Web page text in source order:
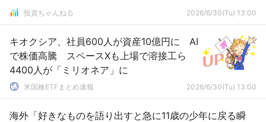
投資ちゃんねる 2026/6/30(Tu) 13:00
キオクシア、社員600人が資産10億円に AI
で株価高騰 スペースXも上場で溶接工ら
4400人が「ミリオネア」に
米国株ETFまとめ速報 2026/6/30(Tu) 13:00
海外「好きなものを語り出すと急に11歳の少年に戻る瞬